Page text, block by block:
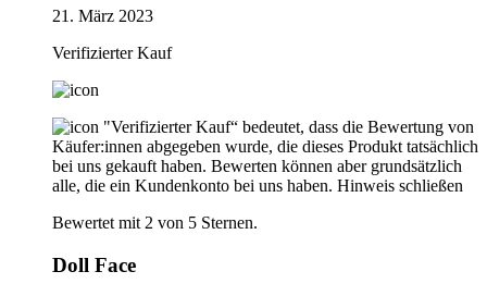
21. März 2023
Verifizierter Kauf
"Verifizierter Kauf“ bedeutet, dass die Bewertung von
Käufer:innen abgegeben wurde, die dieses Produkt tatsächlich
bei uns gekauft haben. Bewerten können aber grundsätzlich
alle, die ein Kundenkonto bei uns haben. Hinweis schließen
Bewertet mit 2 von 5 Sternen.
Doll Face